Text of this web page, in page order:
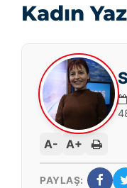
Kadın
A- A+
PAYLAŞ: